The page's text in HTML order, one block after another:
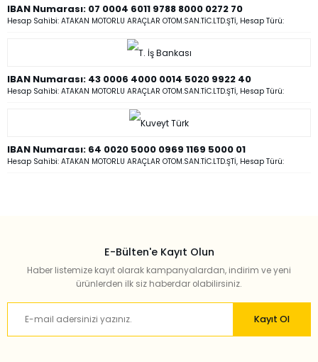
IBAN Numarası: 07 0004 6011 9788 8000 0272 70
Hesap Sahibi: ATAKAN MOTORLU ARAÇLAR OTOM.SAN.TİC.LTD.ŞTİ, Hesap Türü:
IBAN Numarası: 43 0006 4000 0014 5020 9922 40
Hesap Sahibi: ATAKAN MOTORLU ARAÇLAR OTOM.SAN.TİC.LTD.ŞTİ, Hesap Türü:
IBAN Numarası: 64 0020 5000 0969 1169 5000 01
Hesap Sahibi: ATAKAN MOTORLU ARAÇLAR OTOM.SAN.TİC.LTD.ŞTİ, Hesap Türü:
E-Bülten'e Kayıt Olun
Haber listemize kayıt olarak kampanyalardan, indirim ve yeni
ürünlerden ilk siz haberdar olabilirsiniz.
Kayıt Ol